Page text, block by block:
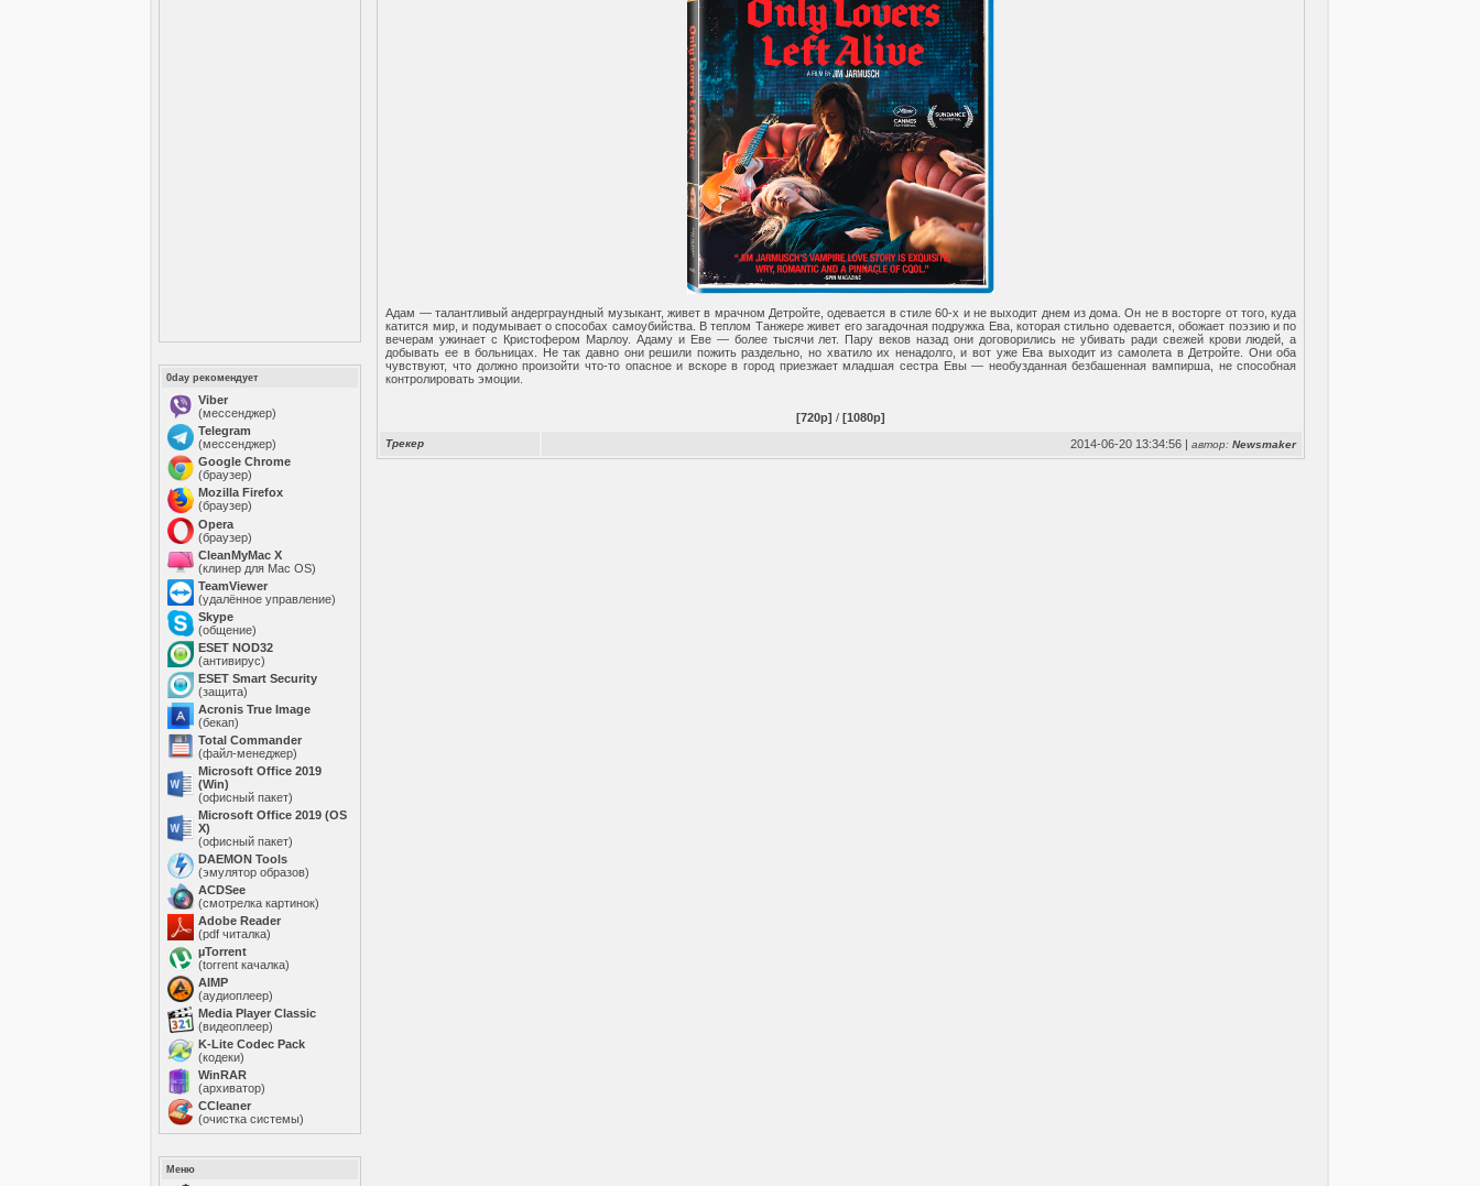
0day рекомендует
Viber
(мессенджер)
Telegram
(мессенджер)
Google Chrome
(браузер)
Mozilla Firefox
(браузер)
Opera
(браузер)
CleanMyMac X
(клинер для Mac OS)
TeamViewer
(удалённое управление)
Skype
(общение)
ESET NOD32
(антивирус)
ESET Smart Security
(защита)
Acronis True Image
(бекап)
Total Commander
(файл-менеджер)
Microsoft Office 2019
(Win)
(офисный пакет)
Microsoft Office 2019 (OS
X)
(офисный пакет)
DAEMON Tools
(эмулятор образов)
ACDSee
(смотрелка картинок)
Adobe Reader
(pdf читалка)
µTorrent
(torrent качалка)
AIMP
(аудиоплеер)
Media Player Classic
(видеоплеер)
K-Lite Codec Pack
(кодеки)
WinRAR
(архиватор)
ССleaner
(очистка системы)
Меню
Адам — талантливый андерграундный музыкант, живет в мрачном Детройте, одевается в стиле 60-х и не выходит днем из дома. Он не в восторге от того, куда
катится мир, и подумывает о способах самоубийства. В теплом Танжере живет его загадочная подружка Ева, которая стильно одевается, обожает поэзию и по
вечерам ужинает с Кристофером Марлоу. Адаму и Еве — более тысячи лет. Пару веков назад они договорились не убивать ради свежей крови людей, а
добывать ее в больницах. Не так давно они решили пожить раздельно, но хватило их ненадолго, и вот уже Ева выходит из самолета в Детройте. Они оба
чувствуют, что должно произойти что-то опасное и вскоре в город приезжает младшая сестра Евы — необузданная безбашенная вампирша, не способная
контролировать эмоции.
[720p] /[1080p]
Трекер 2014-06-20 13:34:56 |автор:Newsmaker